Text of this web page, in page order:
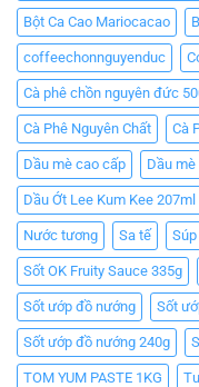
Bột Ca Cao Mariocacao
coffeechonnguyenduc
Cà phê chồn nguyên đức
Cà Phê Nguyên Chất Cà
Dầu mè cao cấp Dầu
Dầu Ớt Lee Kum Kee 207ml
Nước tương Sa tế
Sốt OK Fruity Sauce 335g
Sốt ướp đồ nướng Sốt
Sốt ướp đồ nướng 240g
TOM YUM PASTE 1KG